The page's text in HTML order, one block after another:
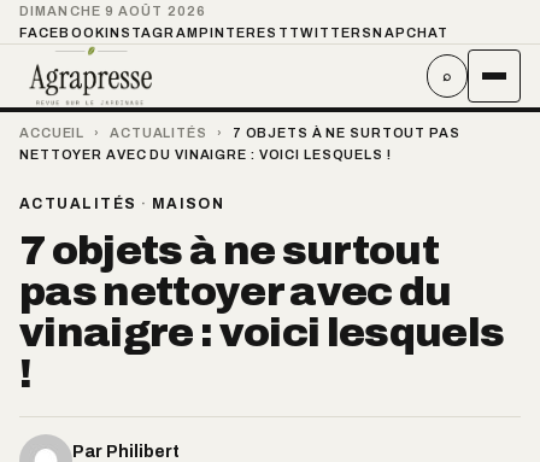
DIMANCHE 9 AOÛT 2026
FACEBOOKINSTAGRAMPINTEREST TWITTER SNAPCHAT
⌕
ACCUEIL › ACTUALITÉS ›
7 OBJETS À NE SURTOUT PAS
NETTOYER AVEC DU VINAIGRE : VOICI LESQUELS !
ACTUALITÉS · MAISON
7 objets à ne surtout
pas nettoyer avec du
vinaigre : voici lesquels
!
Par Philibert